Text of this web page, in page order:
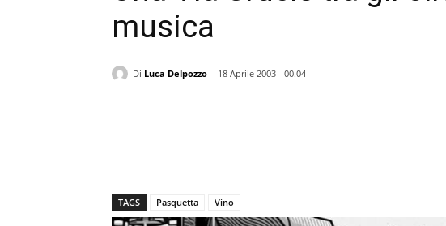
musica
Di Luca Delpozzo
18 Aprile 2003 - 00.04
TAGS Pasquetta Vino